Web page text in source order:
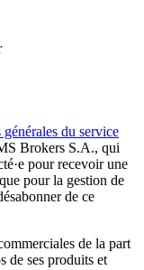
du service
Brokers S.A., qui
pour recevoir une
pour la gestion de
de ce
de la part
ses produits et